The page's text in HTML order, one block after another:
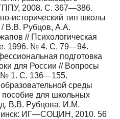
2008. С. 367—386.
исторический тип школы
/ В.В. Рубцов, А.А.
// Психологическая
1996. № 4. С. 79—94.
подготовка
для России // Вопросы
№ 1. С. 136—155.
среды
для школьных
В.В. Рубцова, И.М.
ИГ—СО­ЦИН, 2010. 56